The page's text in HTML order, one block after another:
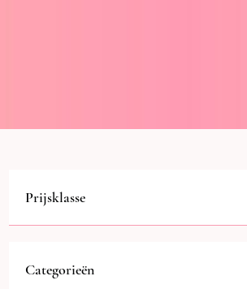
Prijsklasse
Categorieën